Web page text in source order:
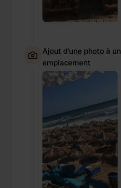
Ajout d'une photo à un
emplacement